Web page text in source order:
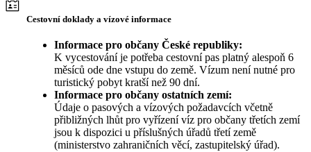
Cestovní doklady a vízové informace
Informace pro občany České republiky:
K vycestování je potřeba cestovní pas platný alespoň 6
měsíců ode dne vstupu do země. Vízum není nutné pro
turistický pobyt kratší než 90 dní.
Informace pro občany ostatních zemí:
Údaje o pasových a vízových požadavcích včetně
přibližných lhůt pro vyřízení víz pro občany třetích zemí
jsou k dispozici u příslušných úřadů třetí země
(ministerstvo zahraničních věcí, zastupitelský úřad).